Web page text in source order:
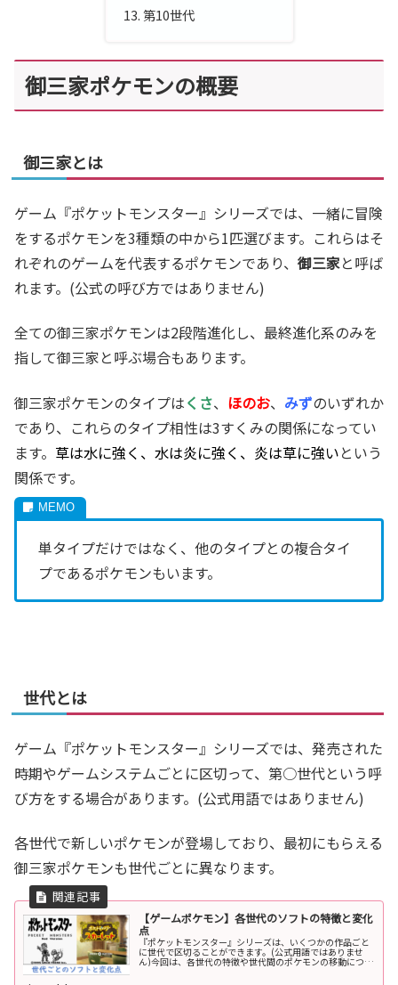
第10世代
御三家ポケモンの概要
御三家とは
ゲーム『ポケットモンスター』シリーズでは、一緒に冒険
をするポケモンを3種類の中から1匹選びます。これらはそ
れぞれのゲームを代表するポケモンであり、 御三家と呼ば
れます。(公式の呼び方ではありません)
全ての御三家ポケモンは2段階進化し、最終進化系のみを
指して御三家と呼ぶ場合もあります。
御三家ポケモンのタイプはくさ、 ほのお、 みずのいずれか
であり、これらのタイプ相性は3すくみの関係になってい
ます。 草は水に強く、水は炎に強く、炎は草に強いという
関係です。
単タイプだけではなく、他のタイプとの複合タイ
プであるポケモンもいます。
世代とは
ゲーム『ポケットモンスター』シリーズでは、発売された
時期やゲームシステムごとに区切って、第○世代という呼
び方をする場合があります。(公式用語ではありません)
各世代で新しいポケモンが登場しており、最初にもらえる
御三家ポケモンも世代ごとに異なります。
【ゲームポケモン】各世代のソフトの特徴と変化
点
『ポケットモンスター』シリーズは、いくつかの作品ごと
に世代で区切ることができます。(公式用語ではありませ
ん)今回は、各世代の特徴や世代間のポケモンの移動につい